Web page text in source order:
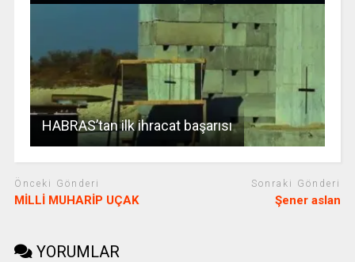
HABRAS’tan ilk ihracat başarısı
Önceki Gönderi
MİLLİ MUHARİP UÇAK
Sonraki Gönderi
Şener aslan
YORUMLAR